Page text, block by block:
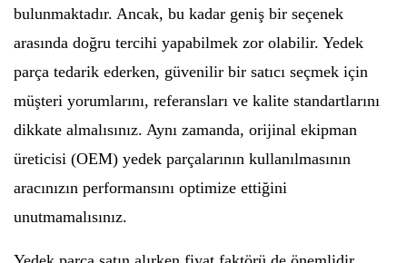
bulunmaktadır. Ancak, bu kadar geniş bir seçenek
arasında doğru tercihi yapabilmek zor olabilir. Yedek
parça tedarik ederken, güvenilir bir satıcı seçmek için
müşteri yorumlarını, referansları ve kalite standartlarını
dikkate almalısınız. Aynı zamanda, orijinal ekipman
üreticisi (OEM) yedek parçalarının kullanılmasının
aracınızın performansını optimize ettiğini
unutmamalısınız.